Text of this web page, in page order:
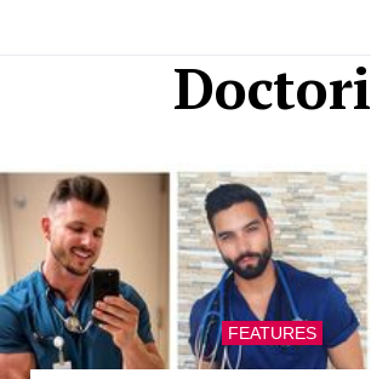
Doctori
FEATURES